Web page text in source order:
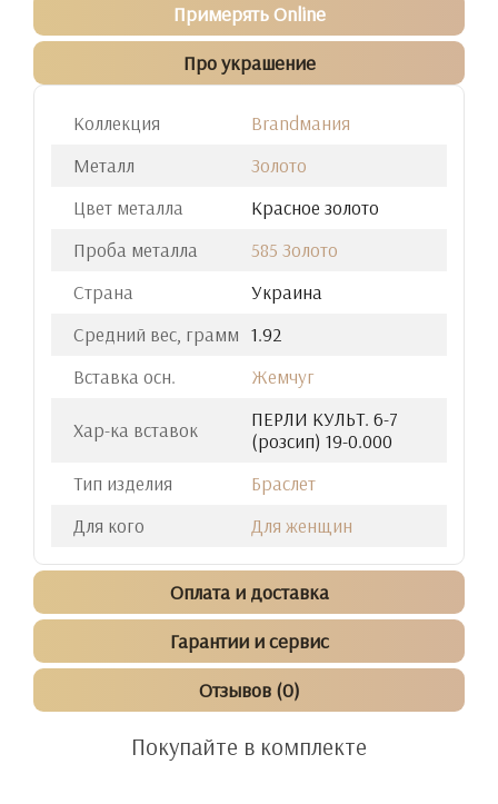
Примерять Online
Про украшение
Коллекция
Brandмания
Металл
Золото
Цвет металла
Красное золото
Проба металла
585 Золото
Страна
Украина
Средний вес, грамм 1.92
Вставка осн.
Жемчуг
Хар-ка вставок
ПЕРЛИ КУЛЬТ. 6-7
(розсип) 19-0.000
Тип изделия
Браслет
Для кого
Для женщин
Оплата и доставка
Гарантии и сервис
Отзывов (0)
Покупайте в комплекте